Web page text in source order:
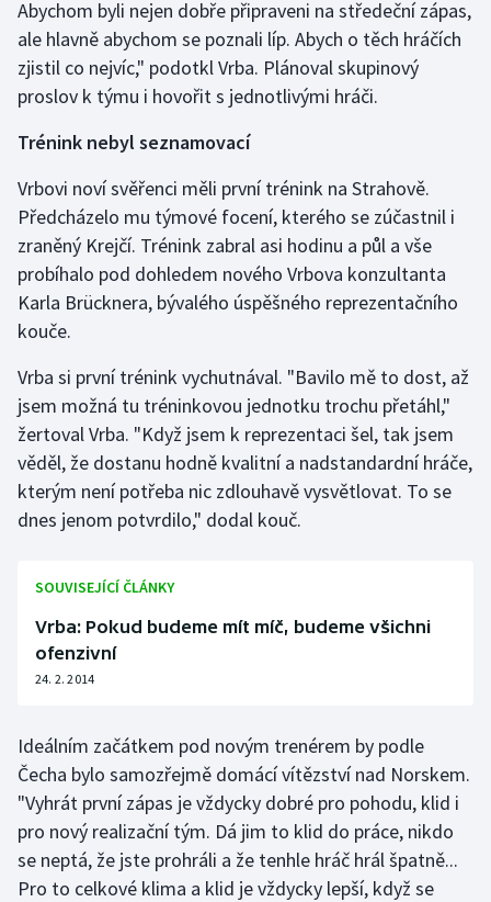
Abychom byli nejen dobře připraveni na středeční zápas,
ale hlavně abychom se poznali líp. Abych o těch hráčích
zjistil co nejvíc," podotkl Vrba. Plánoval skupinový
proslov k týmu i hovořit s jednotlivými hráči.
Trénink nebyl seznamovací
Vrbovi noví svěřenci měli první trénink na Strahově.
Předcházelo mu týmové focení, kterého se zúčastnil i
zraněný Krejčí. Trénink zabral asi hodinu a půl a vše
probíhalo pod dohledem nového Vrbova konzultanta
Karla Brücknera, bývalého úspěšného reprezentačního
kouče.
Vrba si první trénink vychutnával. "Bavilo mě to dost, až
jsem možná tu tréninkovou jednotku trochu přetáhl,"
žertoval Vrba. "Když jsem k reprezentaci šel, tak jsem
věděl, že dostanu hodně kvalitní a nadstandardní hráče,
kterým není potřeba nic zdlouhavě vysvětlovat. To se
dnes jenom potvrdilo," dodal kouč.
SOUVISEJÍCÍ ČLÁNKY
Vrba: Pokud budeme mít míč, budeme všichni
ofenzivní
24. 2. 2014
Ideálním začátkem pod novým trenérem by podle
Čecha bylo samozřejmě domácí vítězství nad Norskem.
"Vyhrát první zápas je vždycky dobré pro pohodu, klid i
pro nový realizační tým. Dá jim to klid do práce, nikdo
se neptá, že jste prohráli a že tenhle hráč hrál špatně...
Pro to celkové klima a klid je vždycky lepší, když se